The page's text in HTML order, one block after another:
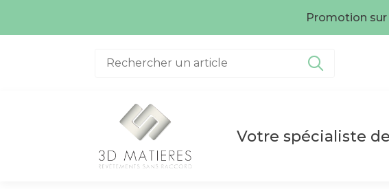
La quantité, la qualité
Votre spécialiste